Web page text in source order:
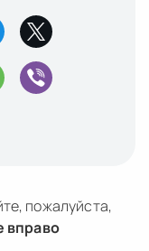
пожалуйста,
вправо